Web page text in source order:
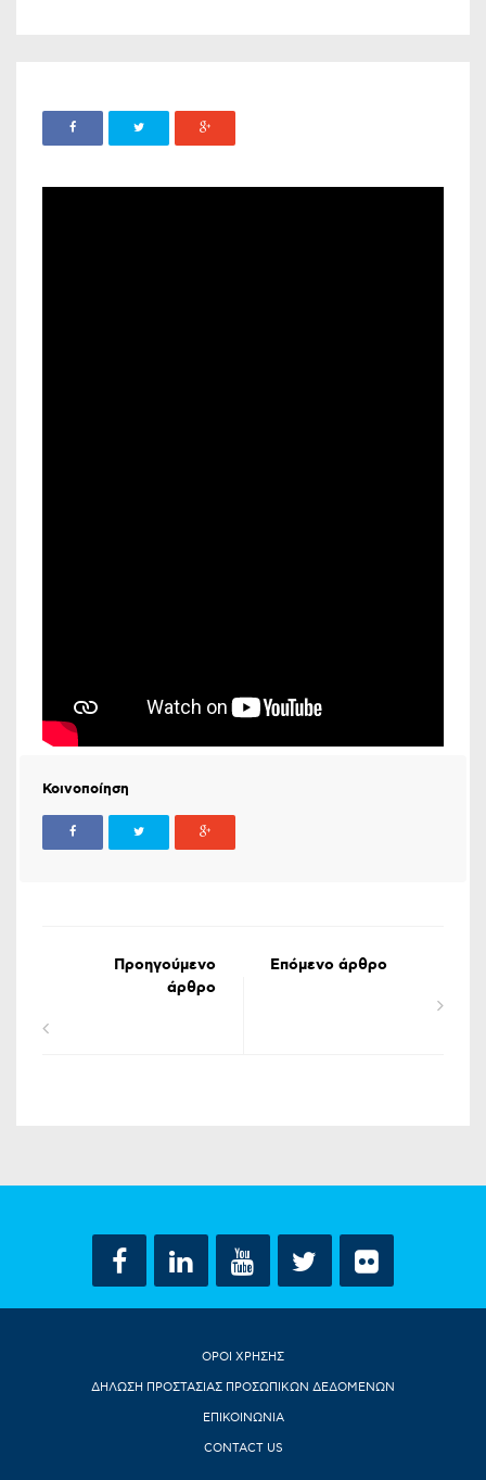
Κοινοποίηση
Προηγούμενο
άρθρο
Επόμενο άρθρο
ΟΡΟΙ ΧΡΗΣΗΣ
ΔΗΛΩΣΗ ΠΡΟΣΤΑΣΙΑΣ ΠΡΟΣΩΠΙΚΩΝ ΔΕΔΟΜΕΝΩΝ
ΕΠΙΚΟΙΝΩΝΙΑ
CONTACT US